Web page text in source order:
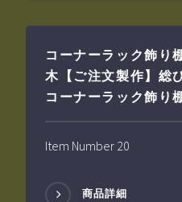
コーナーラック飾り
木【ご注文製作】総
コーナーラック飾り
Item Number 20
商品詳細